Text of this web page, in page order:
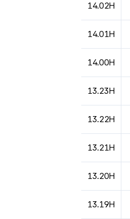
14.02H
14.01H
14.00H
13.23H
13.22H
13.21H
13.20H
13.19H